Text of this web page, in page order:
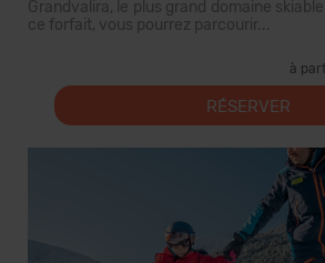
Grandvalira, le plus grand domaine
ce forfait, vous pourrez parcourir...
à
RÉSERVER